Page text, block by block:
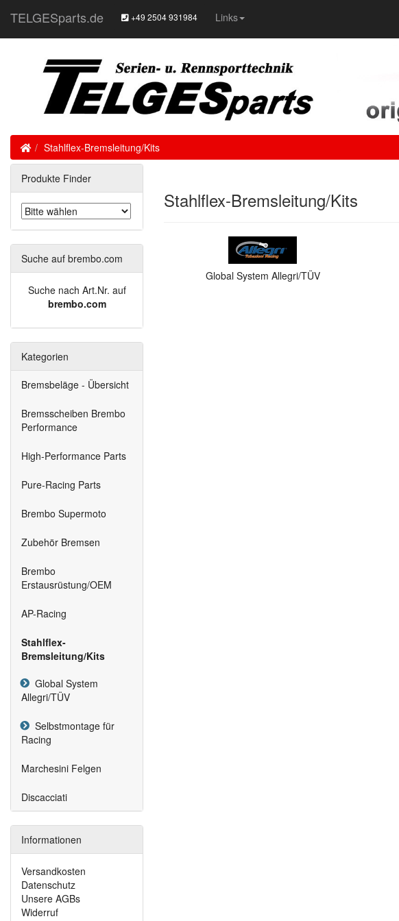
TELGESparts.de +49 2504 931984 Links
HomeStahlflex-Bremsleitung/Kits
Stahlflex-Bremsleitung/Kits
Global System Allegri/TÜV
Produkte Finder
Suche auf brembo.com
Suche nach Art.Nr. auf
brembo.com
Kategorien
Bremsbeläge - Übersicht
Bremsscheiben Brembo
Performance
High-Performance Parts
Pure-Racing Parts
Brembo Supermoto
Zubehör Bremsen
Brembo
Erstausrüstung/OEM
AP-Racing
Stahlflex-
Bremsleitung/Kits
Global System
Allegri/TÜV
Selbstmontage für
Racing
Marchesini Felgen
Discacciati
Informationen
Versandkosten
Datenschutz
Unsere AGBs
Widerruf